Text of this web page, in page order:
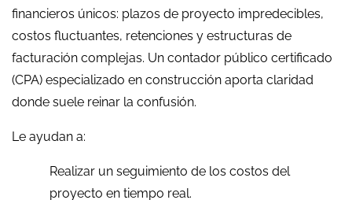
financieros únicos: plazos de proyecto impredecibles,
costos fluctuantes, retenciones y estructuras de
facturación complejas. Un contador público certificado
(CPA) especializado en construcción aporta claridad
donde suele reinar la confusión.
Le ayudan a:
Realizar un seguimiento de los costos del
proyecto en tiempo real.